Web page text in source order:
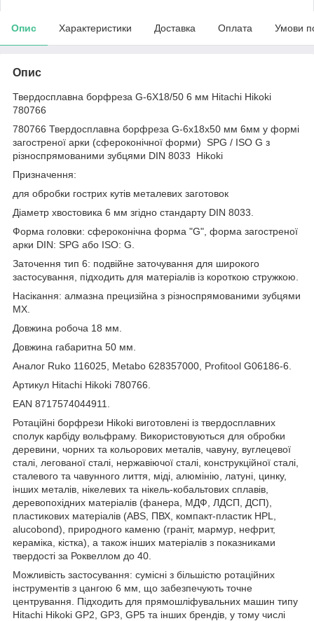
Опис Характеристики Доставка Оплата Умови
Опис
Твердосплавна борфреза G-6X18/50 6 мм Hitachi Hikoki
780766
780766 Твердосплавна борфреза G-6х18х50 мм 6мм у формі
загостреної арки (сфероконічної форми) SPG / ISO G з
різноспрямованими зубцями DIN 8033 Hikoki
Призначення:
для обробки гострих кутів металевих заготовок
Діаметр хвостовика 6 мм згідно стандарту DIN 8033.
Форма головки: сфероконічна форма "G", форма загостреної
арки DIN: SPG або ISO: G.
Заточення тип 6: подвійне заточування для широкого
застосування, підходить для матеріалів із короткою стружкою.
Насікання: алмазна прецизійна з різноспрямованими зубцями
MX.
Довжина робоча 18 мм.
Довжина габаритна 50 мм.
Аналог Ruko 116025, Metabo 628357000, Profitool G06186-6.
Артикул Hitachi Hikoki 780766.
EAN 8717574044911.
Ротаційні борфрези Hikoki виготовлені із твердосплавних
сполук карбіду вольфраму. Використовуються для обробки
деревини, чорних та кольорових металів, чавуну, вуглецевої
сталі, легованої сталі, нержавіючої сталі, конструкційної сталі,
сталевого та чавунного лиття, міді, алюмінію, латуні, цинку,
інших металів, нікелевих та нікель-кобальтових сплавів,
деревопохідних матеріалів (фанера, МДФ, ЛДСП, ДСП),
пластикових матеріалів (ABS, ПВХ, компакт-пластик HPL,
alucobond), природного каменю (граніт, мармур, нефрит,
кераміка, кістка), а також інших матеріалів з показниками
твердості за Роквеллом до 40.
Можливість застосування: сумісні з більшістю ротаційних
інструментів з цангою 6 мм, що забезпечують точне
центрування. Підходить для прямошліфувальних машин типу
Hitachi Hikoki GP2, GP3, GP5 та інших брендів, у тому числі